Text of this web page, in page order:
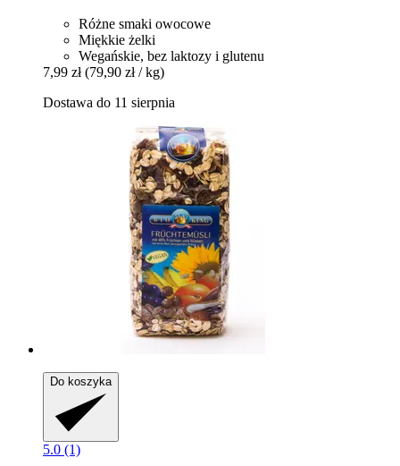
Różne smaki owocowe
Miękkie żelki
Wegańskie, bez laktozy i glutenu
7,99 zł (79,90 zł / kg)
Dostawa do 11 sierpnia
Do koszyka
5.0 (1)